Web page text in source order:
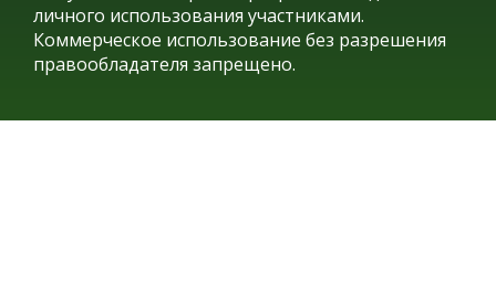
личного использования участниками.
Коммерческое использование без разрешения
правообладателя запрещено.